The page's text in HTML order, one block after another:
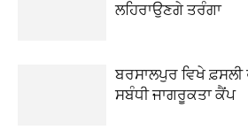
ਲਹਿਰਾਉਣਗੇ ਤਰੰਗਾ
ਬਰਸਾਲਪੁਰ ਵਿਖੇ
ਸਬੰਧੀ ਜਾਗਰੂਕਤਾ ਕੈਂਪ